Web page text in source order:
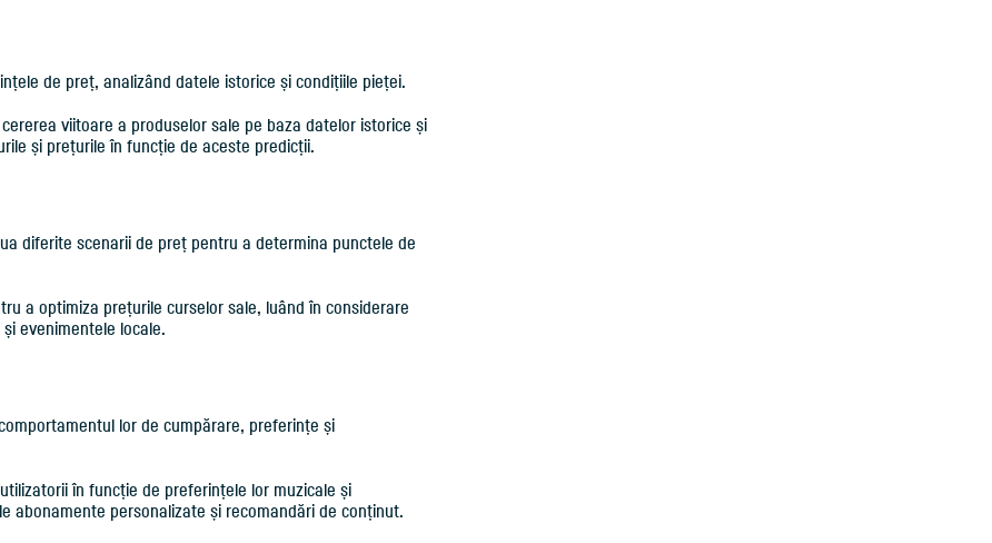
de preț, analizând datele istorice și condițiile pieței.
viitoare a produselor sale pe baza datelor istorice și
și prețurile în funcție de aceste predicții.
diferite scenarii de preț pentru a determina punctele de
a optimiza prețurile curselor sale, luând în considerare
evenimentele locale.
lor de cumpărare, preferințe și
în funcție de preferințele lor muzicale și
abonamente personalizate și recomandări de conținut.